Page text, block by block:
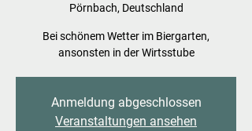
Pörnbach, Deutschland
Bei schönem Wetter im Biergarten,
ansonsten in der Wirtsstube
Anmeldung abgeschlossen
Veranstaltungen ansehen